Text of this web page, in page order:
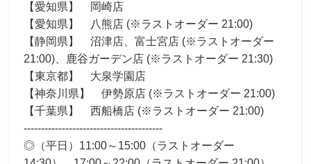
【愛知県】 岡崎店
【愛知県】 八熊店 (※ラストオーダー 21:00)
【静岡県】 沼津店、富士宮店 (※ラストオーダー
21:00)、鹿谷ガーデン店 (※ラストオーダー 21:30)
【東京都】 大泉学園店
【神奈川県】 伊勢原店 (※ラストオーダー 21:00)
【千葉県】 西船橋店 (※ラストオーダー 21:00)
----------------------------------------
◎（平日）11:00～15:00（ラストオーダー